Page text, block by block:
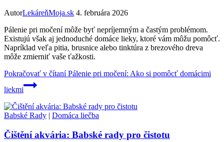
AutorLekáreňMoja.sk 4. februára 2026
Pálenie pri močení môže byť nepríjemným a častým problémom.
Existujú však aj jednoduché domáce lieky, ktoré vám môžu pomôcť.
Napríklad veľa pitia, brusnice alebo tinktúra z brezového dreva
môže zmierniť vaše ťažkosti.
Pokračovať v čítaníPálenie pri močení: Ako si pomôcť domácimi
liekmi
Babské Rady | Domáca liečba
Čištění akvária: Babské rady pro čistotu